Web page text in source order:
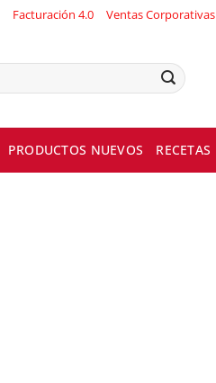
Facturación 4.0 Ventas Corporativas
PRODUCTOS NUEVOS RECETAS